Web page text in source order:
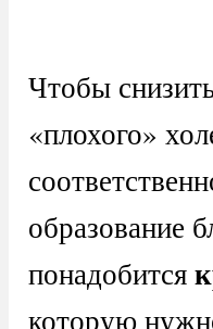
Чтобы
«плохого»
образование
понадобится
которую